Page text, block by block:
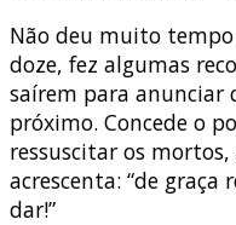
Não deu muito
doze, fez algumas
saírem para anunciar
próximo. Concede o
ressuscitar os
acrescenta: “de graça
dar!”